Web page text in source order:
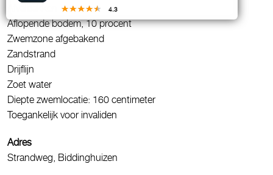
Aflopende bodem, 10 procent
Zwemzone afgebakend
Zandstrand
Drijflijn
Zoet water
Diepte zwemlocatie: 160 centimeter
Toegankelijk voor invaliden
Adres
Strandweg, Biddinghuizen
4.3